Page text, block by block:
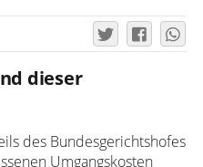
dieser
des Bundesgerichtshofes
Umgangskosten